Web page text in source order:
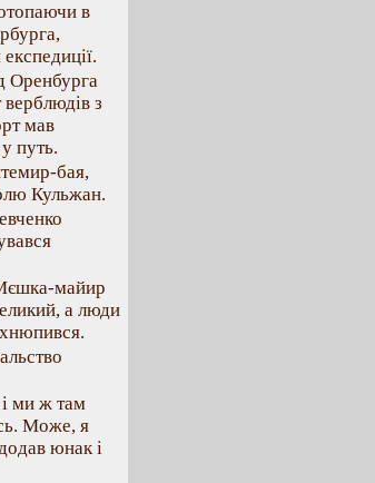
в
Оренбурга
верблюдів з
мав
путь.
бая,
Кульжан.
майир
а люди
ми ж там
Може, я
юнак і